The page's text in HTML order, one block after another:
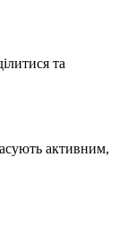
та
активним,